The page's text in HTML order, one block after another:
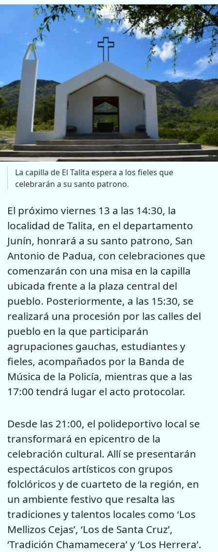
La capilla de El Talita espera a los fieles que
celebrarán a su santo patrono.
El próximo viernes 13 a las 14:30, la
localidad de Talita, en el departamento
Junín, honrará a su santo patrono, San
Antonio de Padua, con celebraciones que
comenzarán con una misa en la capilla
ubicada frente a la plaza central del
pueblo. Posteriormente, a las 15:30, se
realizará una procesión por las calles del
pueblo en la que participarán
agrupaciones gauchas, estudiantes y
fieles, acompañados por la Banda de
Música de la Policía, mientras que a las
17:00 tendrá lugar el acto protocolar.
Desde las 21:00, el polideportivo local se
transformará en epicentro de la
celebración cultural. Allí se presentarán
espectáculos artísticos con grupos
folclóricos y de cuarteto de la región, en
un ambiente festivo que resalta las
tradiciones y talentos locales como ‘Los
Mellizos Cejas’, ‘Los de Santa Cruz’,
‘Tradición Chamamecera’ y ‘Los Herrera’.